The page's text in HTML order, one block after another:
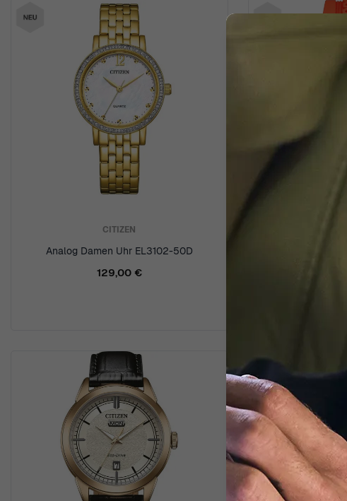
CITIZEN
Analog Damen Uhr EL3102-50D
129,00 €
Analog Digital